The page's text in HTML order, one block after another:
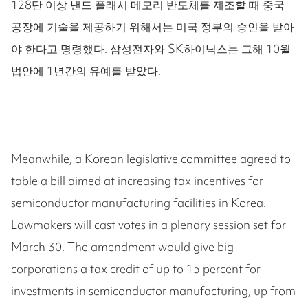
128단 이상 낸드 플래시 메모리 반도체를 제조할 때 중국
공장에 기술을 제공하기 위해서는 미국 정부의 승인을 받아
야 한다고 명령했다. 삼성전자와 SK하이닉스는 그해 10월
법안에 1년간의 유예를 받았다.
Meanwhile, a Korean legislative committee agreed to
table a bill aimed at increasing tax incentives for
semiconductor manufacturing facilities in Korea.
Lawmakers will cast votes in a plenary session set for
March 30. The amendment would give big
corporations a tax credit of up to 15 percent for
investments in semiconductor manufacturing, up from